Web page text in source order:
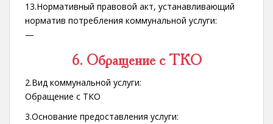
13.Нормативный правовой акт, устанавливающий
норматив потребления коммунальной услуги:
—
6. Обращение с ТКО
2.Вид коммунальной услуги:
Обращение с ТКО
3.Основание предоставления услуги: